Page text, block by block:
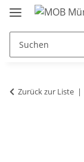
Zurück zur Liste